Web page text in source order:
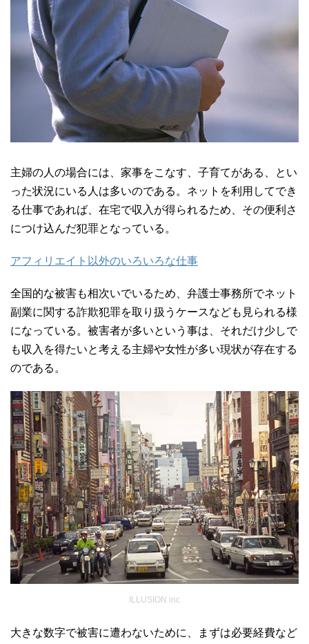
主婦の人の場合には、家事をこなす、子育てがある、とい
った状況にいる人は多いのである。ネットを利用してでき
る仕事であれば、在宅で収入が得られるため、その便利さ
につけ込んだ犯罪となっている。
アフィリエイト以外のいろいろな仕事
全国的な被害も相次いでいるため、弁護士事務所でネット
副業に関する詐欺犯罪を取り扱うケースなども見られる様
になっている。被害者が多いという事は、それだけ少しで
も収入を得たいと考える主婦や女性が多い現状が存在する
のである。
ILLUSION inc
大きな数字で被害に遭わないために、まずは必要経費など